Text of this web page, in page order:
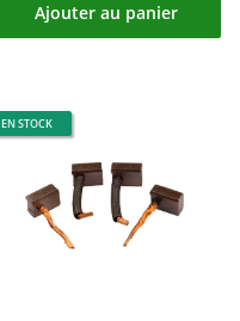
Ajouter au panier
EN STOCK